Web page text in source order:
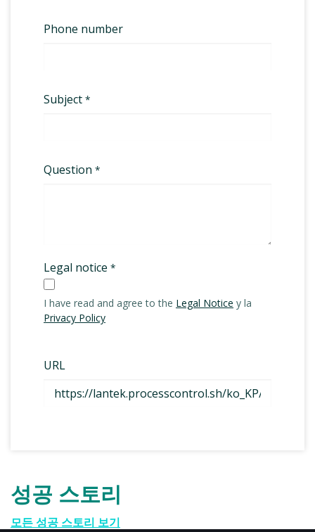
성공 스토리
모든 성공 스토리 보기